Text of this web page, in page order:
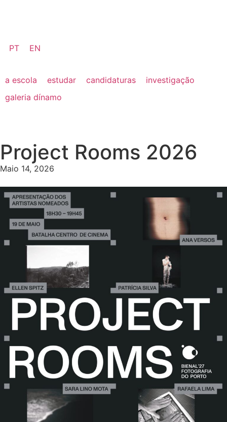
PT EN
a escola estudar candidaturas
investigação
galeria dínamo
Project Rooms 2026
Maio 14, 2026